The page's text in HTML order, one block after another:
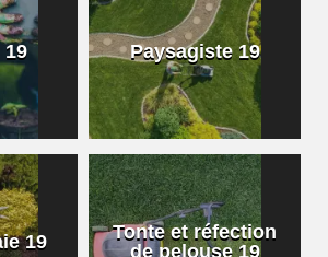
Paysagiste 19
19
Tonte et réfection
de pelouse 19